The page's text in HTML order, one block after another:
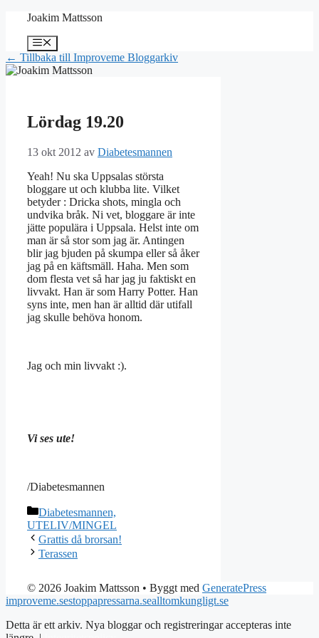
Hoppa
innehåll
Joakim Mattsson
Meny
← Tillbaka till Improveme Bloggarkiv
Lördag 19.20
13 okt 2012 av Diabetesmannen
Yeah! Nu ska Uppsalas största
bloggare ut och klubba lite. Vilket
betyder : Dricka shots, mingla och
undvika bråk. Ni vet, bloggare är inte
jätte populära i Uppsala. Helst inte om
man är så stor som jag är. Antingen
blir jag bjuden på skumpa eller så åker
jag på en käftsmäll. Haha. Men som
dom flesta vet så har jag ju faktiskt en
livvakt. Han är som Harry Potter. Han
syns inte, men han är alltid där utifall
jag skulle behöva honom.
Jag och min livvakt :).
Vi ses ute!
/Diabetesmannen
Kategorier
Diabetesmannen,
UTELIV/MINGEL
Grattis då brorsan!
Terassen
© 2026 Joakim Mattsson • Byggt med GeneratePress
improveme.sestoppapressarna.sealltomkungligt.se
Detta är ett arkiv. Nya bloggar och registreringar accepteras inte